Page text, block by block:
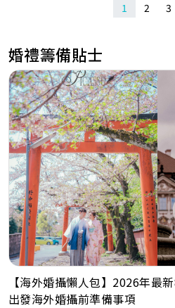
1 2 3
婚禮籌備貼士
【海外婚攝懶人包】2026年最
出發海外婚攝前準備事項